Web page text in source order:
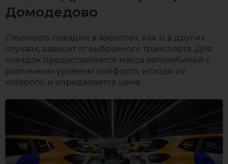
Домодедово
Стоимость поездки в аэропорт, как и в других
случаях, зависит от выбранного транспорта. Для
поездок предоставляется масса автомобилей с
различным уровнем комфорта, исходя из
которого, и определяется цена.